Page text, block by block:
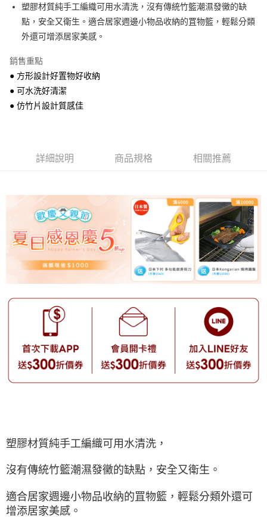
2.透過簡訊連結打開帳單後，可選擇「超商條碼／台灣大直營門市／銀行轉
帳／街口支付／iPASS MONEY」等通路繳費。
【注意事項】
用戶於交易時，得透過本服務購買商品或服務，並由商店將買賣／分期付款
買賣價金債權讓與本公司後，依約使用本公司帳單繳交帳款。
2.基於同意付款使用「大哥付你分期」之契約關係目的，商店將以您的個人
資料（包含姓名、電話或地址）提供予台灣大哥大進項蒐集、處理及利用，
由本公司與您本人進行分期帳單所需資料之確認、核對及更正。
7-11取貨付款
每筆NT$100，滿NT$499(含以上)免運費
每筆NT$100，滿NT$499(含以上)免運費
宅配【父親節大回饋】限時$299免運
每筆NT$150，滿NT$299(含以上)免運費
塑膠材質純手工編織可用水清洗，沒有傳統竹籃潮濕發黴的缺
點，安全又衛生。適合居家週邊小物品收納的罝物籃，輕鬆分類
外還可增添居家美感。
銷售重點
● 方形設計好置物好收納
● 可水洗好清潔
● 仿竹片設計質感佳
詳細說明 商品規格 相關推薦
塑膠材質純手工編織可用水清洗，
沒有傳統竹籃潮濕發黴的缺點，安全又衛生。
適合居家週邊小物品收納的罝物籃，輕鬆分類外還可
增添居家美感。